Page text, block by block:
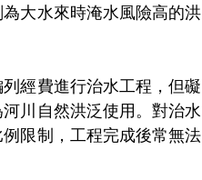
大水來時淹水風險高的洪
經費進行治水工程，但礙
川自然洪泛使用。對治水
限制，工程完成後常無法